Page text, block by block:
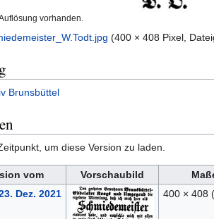
vorhanden.
(400 × 408 Pixel,
Brunsbüttel
um diese Version zu laden.
vom Vorschaubild
Dez. 2021 400 × 408